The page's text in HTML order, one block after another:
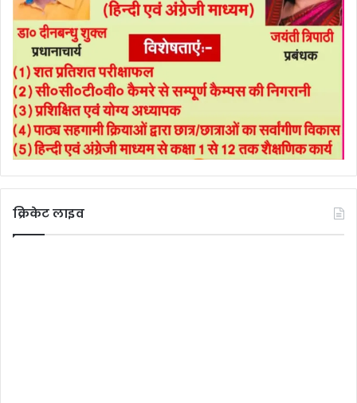
क्रिकेट लाइव